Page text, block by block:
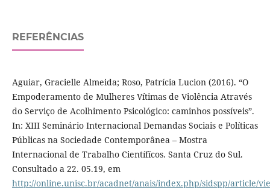
REFERÊNCIAS
Aguiar, Gracielle Almeida; Roso, Patrícia Lucion (2016). “O
Empoderamento de Mulheres Vítimas de Violência Através
do Serviço de Acolhimento Psicológico: caminhos possíveis”.
In: XIII Seminário Internacional Demandas Sociais e Políticas
Públicas na Sociedade Contemporânea – Mostra
Internacional de Trabalho Científícos. Santa Cruz do Sul.
Consultado a 22. 05.19, em
http://online.unisc.br/acadnet/anais/index.php/sidspp/article/